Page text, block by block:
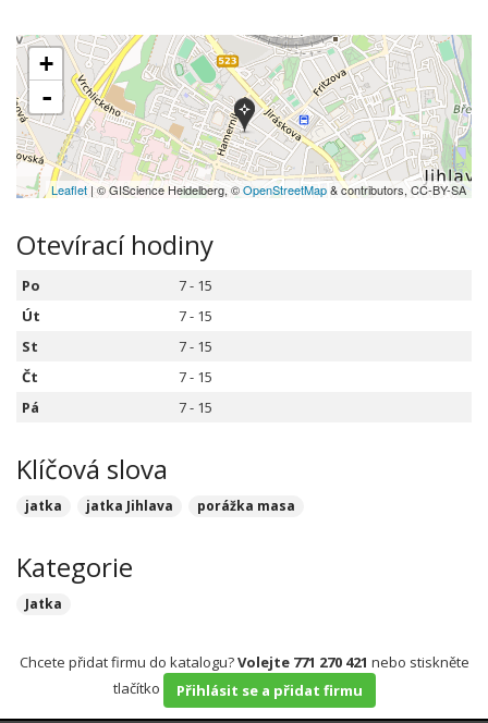
+
-
Leaflet | © GIScience Heidelberg, ©OpenStreetMap& contributors, CC-BY-SA
Otevírací hodiny
Po
7 - 15
Út
7 - 15
St
7 - 15
Čt
7 - 15
Pá
7 - 15
Klíčová slova
jatka jatka Jihlava porážka masa
Kategorie
Jatka
Chcete přidat firmu do katalogu?Volejte 771 270 421 nebo stiskněte
tlačítko
Přihlásit se a přidat firmu